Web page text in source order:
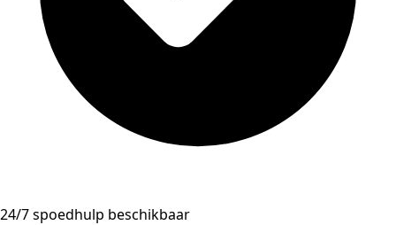
24/7 spoedhulp beschikbaar